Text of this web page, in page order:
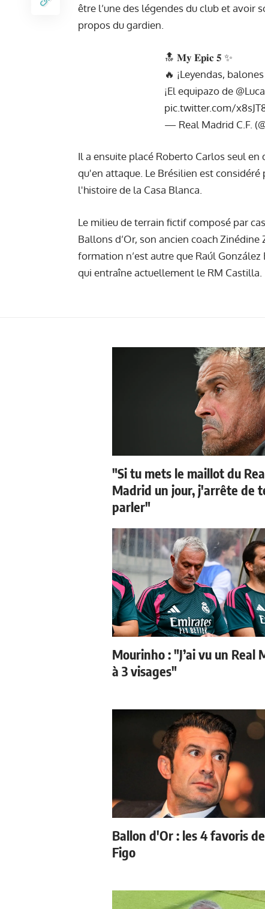
être l’une des légendes du club et avoir
propos du gardien.
🔝 𝐌𝐲 𝐄𝐩𝐢𝐜 𝟓 ✨
🔥 ¡Leyendas,
¡El equipazo de
pic.twitter.com/
— Real Madrid C.F.
Il a ensuite placé Roberto Carlos seul
qu'en attaque. Le Brésilien est
l'histoire de la Casa Blanca.
Le milieu de terrain fictif composé par
Ballons d’Or, son ancien coach
formation n’est autre que Raúl
qui entraîne actuellement le RM Castilla.
"Si tu mets le maillot du
Madrid un jour, j'arrête de
parler"
Mourinho : "J’ai vu un Real
à 3 visages"
Ballon d'Or : les 4 favoris
Figo